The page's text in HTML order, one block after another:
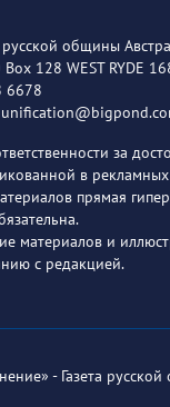
русской общины
128 WEST RYDE
6678
за
в
прямая
материалов и
с редакцией.
- Газета